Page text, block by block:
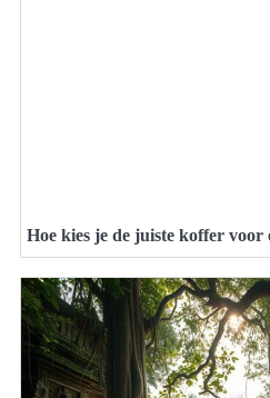
Hoe kies je de juiste koffer voor